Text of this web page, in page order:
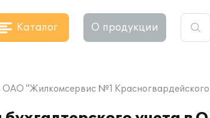
Каталог О продукции
ОАО "Жилкомсервис №1